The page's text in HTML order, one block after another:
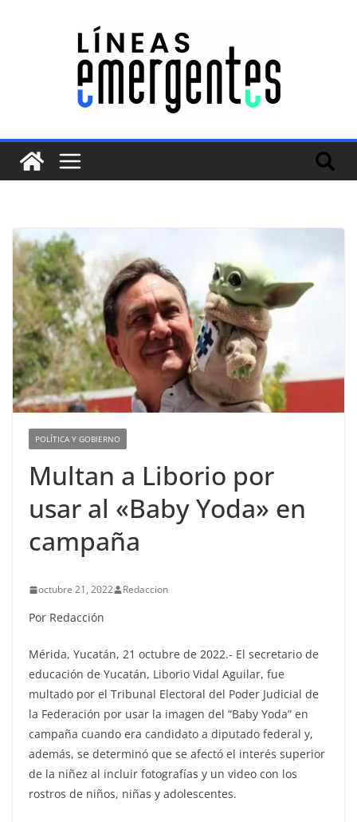
POLÍTICA Y GOBIERNO
Multan a Liborio por
usar al «Baby Yoda» en
campaña
octubre 21, 2022 Redaccion
Por Redacción
Mérida, Yucatán, 21 octubre de 2022.- El secretario de
educación de Yucatán, Liborio Vidal Aguilar, fue
multado por el Tribunal Electoral del Poder Judicial de
la Federación por usar la imagen del “Baby Yoda” en
campaña cuando era candidato a diputado federal y,
además, se determinó que se afectó el interés superior
de la niñez al incluir fotografías y un video con los
rostros de niños, niñas y adolescentes.